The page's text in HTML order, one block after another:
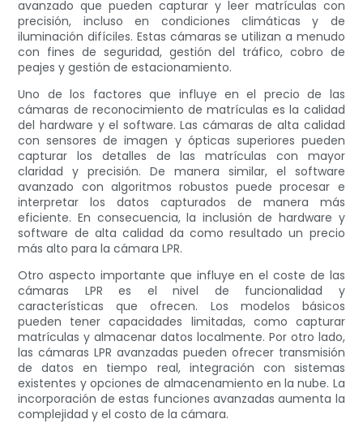
avanzado que pueden capturar y leer matrículas con
precisión, incluso en condiciones climáticas y de
iluminación difíciles. Estas cámaras se utilizan a menudo
con fines de seguridad, gestión del tráfico, cobro de
peajes y gestión de estacionamiento.
Uno de los factores que influye en el precio de las
cámaras de reconocimiento de matrículas es la calidad
del hardware y el software. Las cámaras de alta calidad
con sensores de imagen y ópticas superiores pueden
capturar los detalles de las matrículas con mayor
claridad y precisión. De manera similar, el software
avanzado con algoritmos robustos puede procesar e
interpretar los datos capturados de manera más
eficiente. En consecuencia, la inclusión de hardware y
software de alta calidad da como resultado un precio
más alto para la cámara LPR.
Otro aspecto importante que influye en el coste de las
cámaras LPR es el nivel de funcionalidad y
características que ofrecen. Los modelos básicos
pueden tener capacidades limitadas, como capturar
matrículas y almacenar datos localmente. Por otro lado,
las cámaras LPR avanzadas pueden ofrecer transmisión
de datos en tiempo real, integración con sistemas
existentes y opciones de almacenamiento en la nube. La
incorporación de estas funciones avanzadas aumenta la
complejidad y el costo de la cámara.